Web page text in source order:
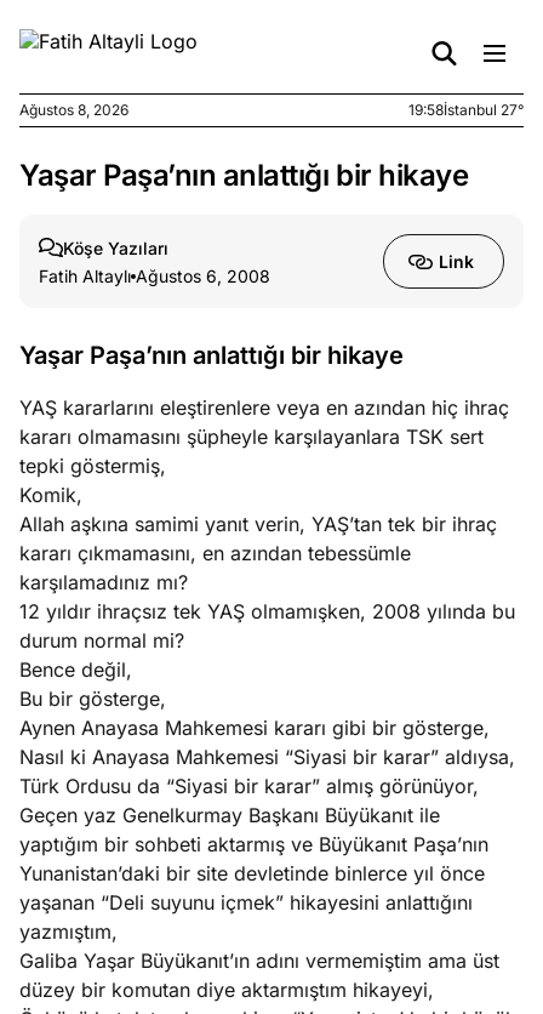
Ağustos
kirli
6, 2026
yasalar
Ağustos
5, 2026
stok
caiz
Köşe
Ağustos 8, 2026 19:58İstanbul 27°
Yaşar Paşa’nın anlattığı bir hikaye
Köşe Yazıları
Fatih Altaylı Ağustos 6, 2008
Link
Yaşar Paşa’nın anlattığı bir hikaye
YAŞ kararlarını eleştirenlere veya en azından hiç ihraç
kararı olmamasını şüpheyle karşılayanlara TSK sert
tepki göstermiş,
Komik,
Allah aşkına samimi yanıt verin, YAŞ’tan tek bir ihraç
kararı çıkmamasını, en azından tebessümle
karşılamadınız mı?
12 yıldır ihraçsız tek YAŞ olmamışken, 2008 yılında bu
durum normal mi?
Bence değil,
Bu bir gösterge,
Aynen Anayasa Mahkemesi kararı gibi bir gösterge,
Nasıl ki Anayasa Mahkemesi “Siyasi bir karar” aldıysa,
Türk Ordusu da “Siyasi bir karar” almış görünüyor,
Geçen yaz Genelkurmay Başkanı Büyükanıt ile
yaptığım bir sohbeti aktarmış ve Büyükanıt Paşa’nın
Yunanistan’daki bir site devletinde binlerce yıl önce
yaşanan “Deli suyunu içmek” hikayesini anlattığını
yazmıştım,
Galiba Yaşar Büyükanıt’ın adını vermemiştim ama üst
düzey bir komutan diye aktarmıştım hikayeyi,